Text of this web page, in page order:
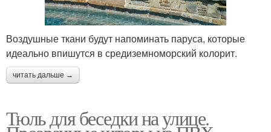
Воздушные ткани будут напоминать паруса, которые
идеально впишутся в средиземноморский колорит.
читать дальше →
Тюль для беседки на улице.